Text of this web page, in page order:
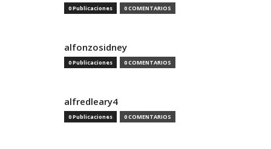
0 Publicaciones 0 COMENTARIOS
alfonzosidney
0 Publicaciones 0 COMENTARIOS
alfredleary4
0 Publicaciones 0 COMENTARIOS